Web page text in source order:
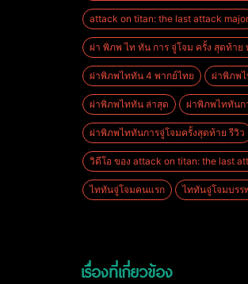
attack on titan: the last attack major
ผ่า พิภพ ไท ทัน การ จู่โจม ครั้ง สุดท้าย
ผ่าพิภพไททัน 4 พากย์ไทย ผ่าพิภพ
ผ่าพิภพไททัน ล่าสุด ผ่าพิภพไททันก
ผ่าพิภพไททันการจู่โจมครั้งสุดท้าย รีวิว
วิดีโอ ของ attack on titan: the last
ไททันจู่โจมคนแรก ไททันจู่โจมบรร
เรื่องที่เกี่ยวข้อง